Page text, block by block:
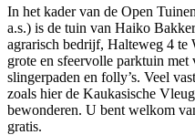
In het kader van de Open
a.s.) is de tuin van Haiko
agrarisch bedrijf, Halteweg 4 te
grote en sfeervolle parktuin
slingerpaden en folly’s. Veel
zoals hier de Kaukasische
bewonderen. U bent welkom
gratis.